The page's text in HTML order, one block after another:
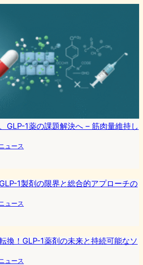
GLP-1薬の課題解決へ – 筋肉量維持し
ュース
1製剤の限界と総合的アプローチの
ュース
換！GLP-1薬剤の未来と持続可能なソ
ュース